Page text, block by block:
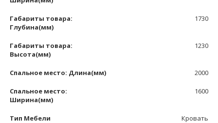
Габариты товара:
Глубина(мм)
1730
Габариты товара:
Высота(мм)
1230
Спальное место: Длина(мм) 2000
Спальное место:
Ширина(мм)
1600
Тип Мебели Кровать